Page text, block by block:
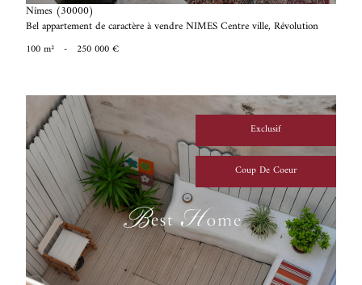
Nîmes (30000)
Bel appartement de caractère à vendre NIMES Centre ville, Révolution
100 m² - 250 000 €
Exclusif
Coup De Coeur
voir le bien